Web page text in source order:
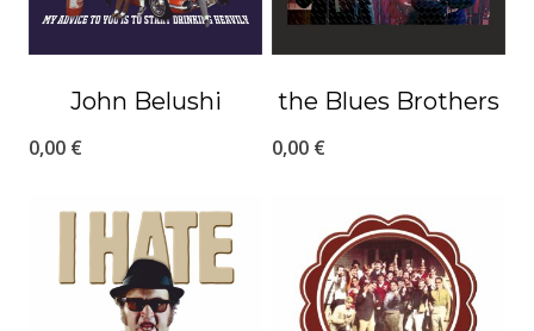
John Belushi
0,00 €
the Blues Brothers
0,00 €